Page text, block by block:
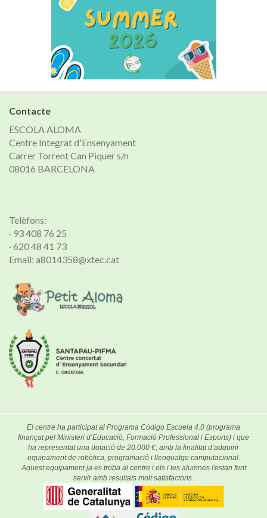
Contacte
ESCOLA ALOMA
Centre Integrat d'Ensenyament
Carrer Torrent Can Piquer s/n
08016 BARCELONA
Telèfons:
· 93 408 76 25
· 620 48 41 73
Email: a8014358@xtec.cat
El centre ha participat al Programa Código Escuela 4.0 (programa
finançat pel Ministeri d’Educació, Formació Professional i Esports) i que
ha representat una dotació de 20.000 €, amb la finalitat d’adquirir
equipament de robòtica, programació i llenguatge computacional.
Aquest equipament ja es troba al centre i els i les alumnes l'estan fent
servir amb resultats molt satisfactoris.